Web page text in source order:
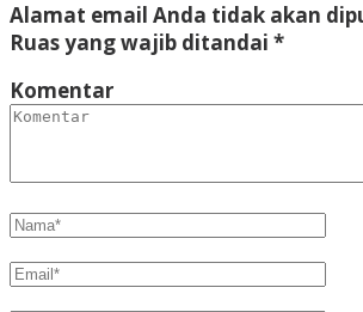
Alamat email Anda tidak akan
Ruas yang wajib ditandai *
Komentar